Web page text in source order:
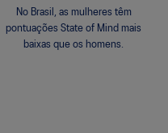
No Brasil, as mulheres têm
pontuações State of Mind mais
baixas que os homens.